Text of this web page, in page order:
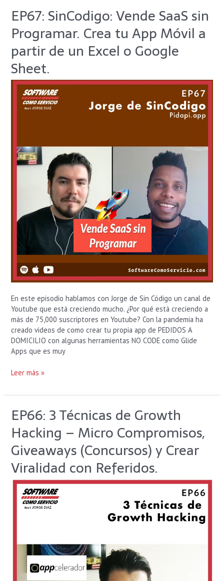
EP67: SinCodigo: ​​Vende SaaS sin
Programar. Crea tu App Móvil a
partir de un Excel o Google
Sheet.
En este episodio hablamos con Jorge de Sin Código un canal de
Youtube que está creciendo mucho. ¿Por qué está creciendo a
más de 75,000 suscriptores en Youtube? Con la pandemia ha
creado videos de como crear tu propia app de PEDIDOS A
DOMICILIO con algunas herramientas NO CODE como Glide
Apps que es muy
EP67:
SinCodigo:
SaaS
sin
Programar.
Crea
App
de
un
Excel
Leer más »
EP66: 3 Técnicas de Growth
Hacking – Micro Compromisos,
Giveaways (Concursos) y Crear
Viralidad con Referidos.
EP66:
3
Técnicas
Growth
Hacking
–
Micro
Compromisos,
Giveaways
Referidos.